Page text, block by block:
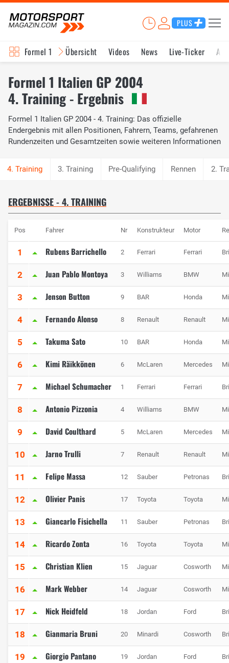
PLUS
Formel 1 Übersicht Videos News Live-Ticker
Formel 1 Italien GP 2004
4. Training - Ergebnis
Formel 1 Italien GP 2004 - 4. Training: Das offizielle
Endergebnis mit allen Positionen, Fahrern, Teams, gefahrenen
Rundenzeiten und Gesamtzeiten sowie weiteren Informationen
3. Training Pre-Qualifying Rennen 2.
ERGEBNISSE - 4. TRAINING
Pos Fahrer Nr Konstrukteur Motor
1 Rubens Barrichello 2 Ferrari Ferrari
2 Juan Pablo Montoya 3 Williams BMW
3 Jenson Button 9 BAR Honda
4 Fernando Alonso 8 Renault Renault
5 Takuma Sato 10 BAR Honda
6 Kimi Räikkönen 6 McLaren Mercedes
7 Michael Schumacher 1 Ferrari Ferrari
8 Antonio Pizzonia 4 Williams BMW
9 David Coulthard 5 McLaren Mercedes
10 Jarno Trulli 7 Renault Renault
11 Felipe Massa 12 Sauber Petronas
12 Olivier Panis 17 Toyota Toyota
13 Giancarlo Fisichella 11 Sauber Petronas
14 Ricardo Zonta 16 Toyota Toyota
15 Christian Klien 15 Jaguar Cosworth
16 Mark Webber 14 Jaguar Cosworth
17 Nick Heidfeld 18 Jordan Ford
18 Gianmaria Bruni 20 Minardi Cosworth
19 Giorgio Pantano 19 Jordan Ford